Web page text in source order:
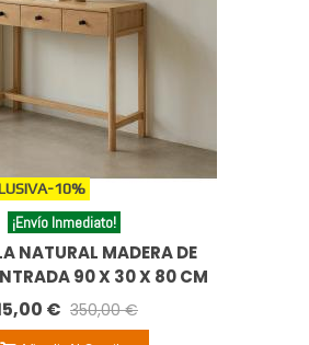
-10%
¡Envío Inmediato!
NATURAL MADERA DE
90 X 30 X 80 CM
€ 350,00 €